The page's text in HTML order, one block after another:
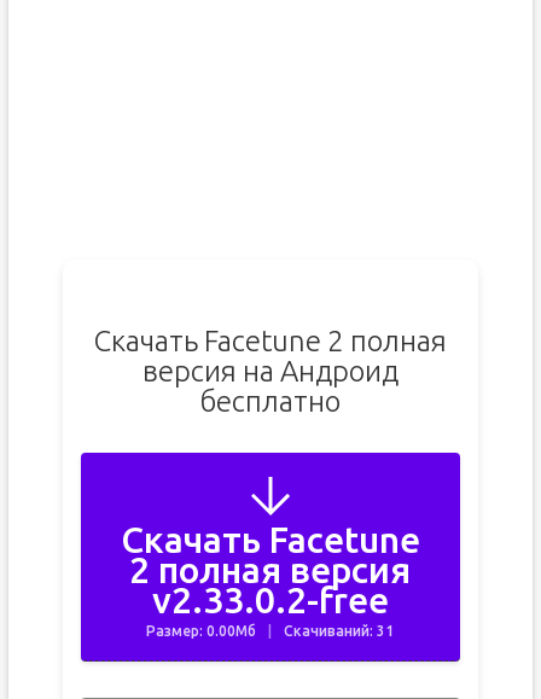
Скачать Facetune 2 полная
версия на Андроид
бесплатно
Скачать Facetune
2 полная версия
v2.33.0.2-free
Размер: 0.00Мб Скачиваний: 31